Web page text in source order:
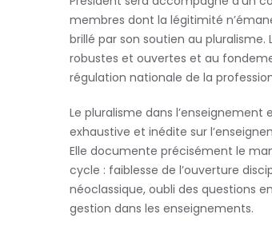
membres dont la légitimité
brillé par son soutien au pluralisme.
robustes et ouvertes et au
régulation nationale de la
Le pluralisme dans l’enseignement
exhaustive et inédite sur
Elle documente précisément le
cycle : faiblesse de l’ouverture
néoclas­sique, oubli des questions
gestion dans les enseignements.